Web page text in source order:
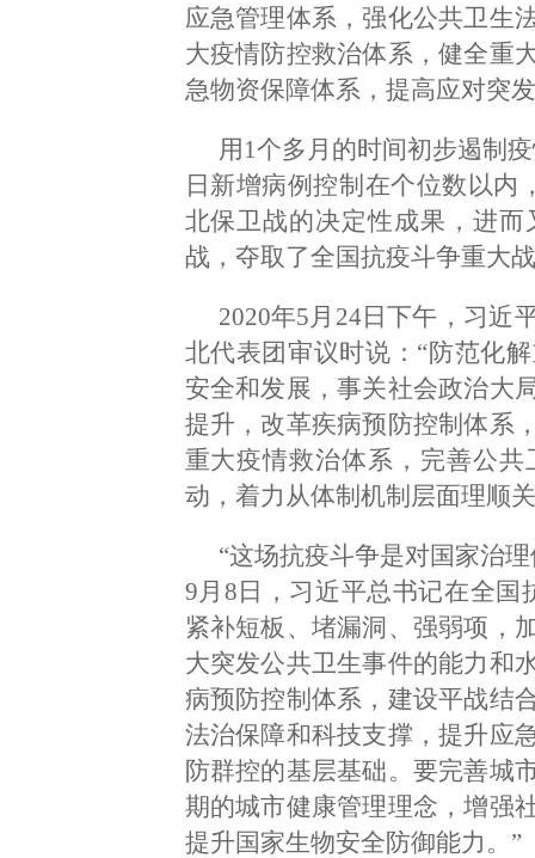
应急管理体系，强化公共卫生
大疫情防控救治体系，健全重
急物资保障体系，提高应对突
用1个多月的时间初步遏制
日新增病例控制在个位数以
北保卫战的决定性成果，进
战，夺取了全国抗疫斗争重大
2020年5月24日下午，习近
北代表团审议时说：“防范化
安全和发展，事关社会政治大
提升，改革疾病预防控制体系
重大疫情救治体系，完善公
动，着力从体制机制层面理顺
“这场抗疫斗争是对国家治
9月8日，习近平总书记在全国
紧补短板、堵漏洞、强弱项，
大突发公共卫生事件的能力和
病预防控制体系，建设平战结
法治保障和科技支撑，提升应
防群控的基层基础。要完善城
期的城市健康管理理念，增强
提升国家生物安全防御能力。”